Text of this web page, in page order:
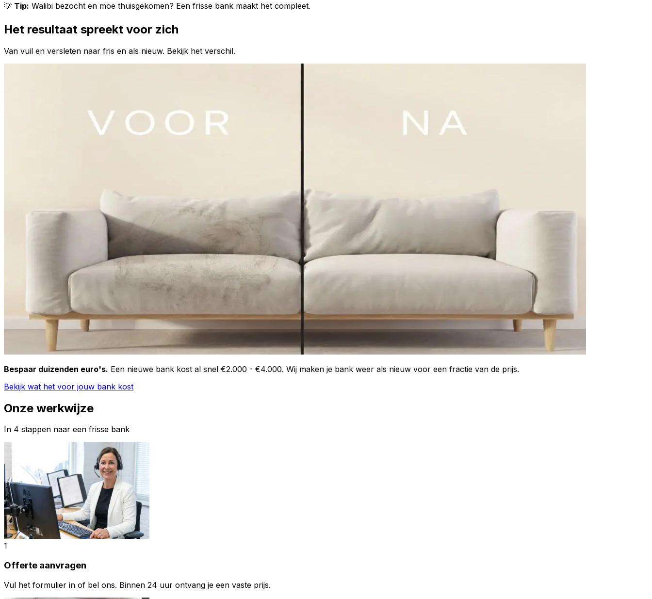
💡 Tip: Walibi bezocht en moe thuisgekomen? Een frisse bank maakt het compleet.
Het resultaat spreekt voor zich
Van vuil en versleten naar fris en als nieuw. Bekijk het verschil.
Bespaar duizenden euro's. Een nieuwe bank kost al snel €2.000 - €4.000. Wij maken je bank weer als nieuw voor een fractie van de prijs.
Bekijk wat het voor jouw bank kost
Onze werkwijze
In 4 stappen naar een frisse bank
1
Offerte aanvragen
Vul het formulier in of bel ons. Binnen 24 uur ontvang je een vaste prijs.